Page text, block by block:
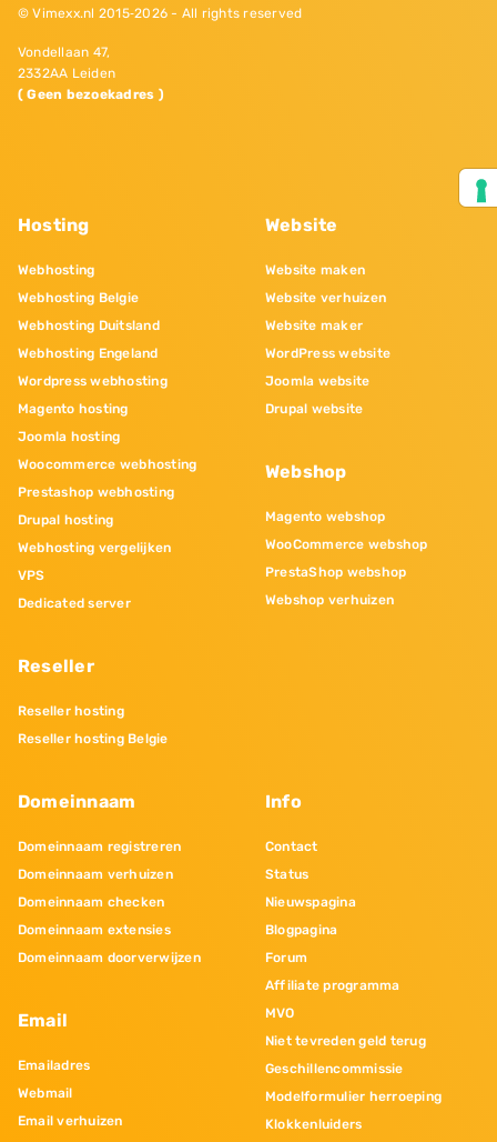
© Vimexx.nl 2015‐2026 - All rights reserved
Vondellaan 47,
2332AA Leiden
( Geen bezoekadres )
Hosting
Webhosting
Webhosting Belgie
Webhosting Duitsland
Webhosting Engeland
Wordpress webhosting
Magento hosting
Joomla hosting
Woocommerce webhosting
Prestashop webhosting
Drupal hosting
Webhosting vergelijken
VPS
Dedicated server
Reseller
Reseller hosting
Reseller hosting Belgie
Website
Website maken
Website verhuizen
Website maker
WordPress website
Joomla website
Drupal website
Webshop
Magento webshop
WooCommerce webshop
PrestaShop webshop
Webshop verhuizen
Domeinnaam
Domeinnaam registreren
Domeinnaam verhuizen
Domeinnaam checken
Domeinnaam extensies
Domeinnaam doorverwijzen
Email
Emailadres
Webmail
Email verhuizen
Info
Contact
Status
Nieuwspagina
Blogpagina
Forum
Affiliate programma
MVO
Niet tevreden geld terug
Geschillencommissie
Modelformulier herroeping
Klokkenluiders